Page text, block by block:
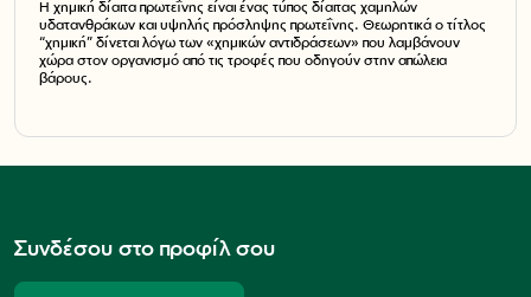
Η χημική δίαιτα πρωτεΐνης είναι ένας τύπος δίαιτας χαμηλών
υδατανθράκων και υψηλής πρόσληψης πρωτεΐνης. Θεωρητικά ο τίτλος
“χημική” δίνεται λόγω των «χημικών αντιδράσεων» που λαμβάνουν
χώρα στον οργανισμό από τις τροφές που οδηγούν στην απώλεια
βάρους.
Συνδέσου στο προφίλ σου